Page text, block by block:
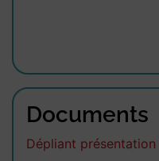
Documents
Dépliant présentation